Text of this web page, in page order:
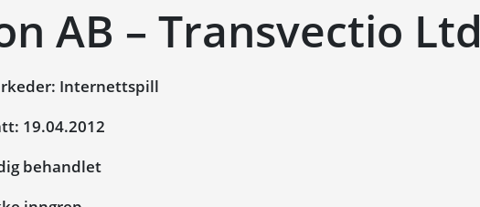
AB – Transvectio Ltd
Internettspill
19.04.2012
behandlet